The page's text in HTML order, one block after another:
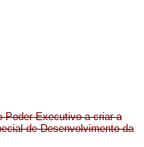
Poder Executivo a criar a
de Desenvolvimento da